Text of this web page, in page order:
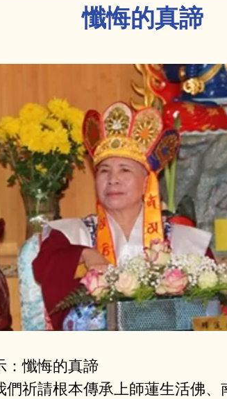
懺悔的真諦
：懺悔的真諦
祈請根本傳承上師蓮⽣活佛、